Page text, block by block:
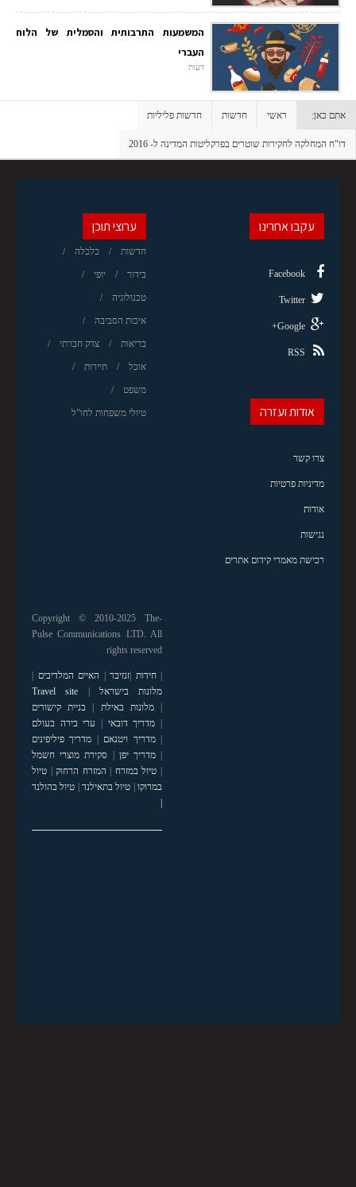
המשמעות התרבותית והסמלית של הלוח
העברי
דעות
אתם כאן: ראשי חדשות חדשות פליליות
דו"ח המחלקה לחקירות שוטרים בפרקליטות המדינה ל- 2016
ערוצי תוכן
חדשות כלכלה
בידור יופי
טכנולוגיה
איכות הסביבה
בריאות צדק חברתי
אוכל תיירות
משפט
טיולי משפחות לחו"ל
עקבו אחרינו
Facebook
Twitter
Google+
RSS
אודות ועזרה
צרו קשר
מדיניות פרטיות
אודות
נגישות
רכישת מאמרי קידום אתרים
Copyright © 2010-2025 The-
Pulse Communications LTD. All
rights reserved
|חידות זנזיבר האיים המלדיבים
מלונות בישראל
Travel site
|מלונות באילת
בניית קישורים
מדריך דובאי
ערי בירה בעולם
|מדריך ויטנאם
מדריך פיליפינים
|מדריך יפן
סקירת מוצרי חשמל
טיול במזרח המזרח הרחוק| טיול
במרוקו| טיול בתאילנד| טיול בהולנד